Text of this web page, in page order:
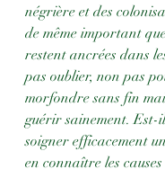
négrière et des
de même important
restent ancrées dans
pas oublier, non pas
morfondre sans fin
guérir sainement. Est-
soigner efficacement
en connaître les causes